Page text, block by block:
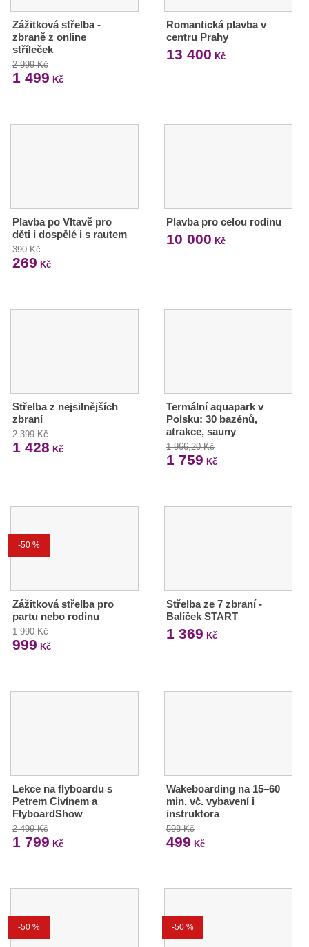
Zážitková střelba -
zbraně z online
stříleček
2 999 Kč
1 499 Kč
Romantická plavba v
centru Prahy
13 400 Kč
Plavba po Vltavě pro
děti i dospělé i s rautem
390 Kč
269 Kč
Plavba pro celou rodinu
10 000 Kč
Střelba z nejsilnějších
zbraní
2 399 Kč
1 428 Kč
Termální aquapark v
Polsku: 30 bazénů,
atrakce, sauny
1 966,20 Kč
1 759 Kč
-50 %
Zážitková střelba pro
partu nebo rodinu
1 990 Kč
999 Kč
Střelba ze 7 zbraní -
Balíček START
1 369 Kč
Lekce na flyboardu s
Petrem Civínem a
FlyboardShow
2 499 Kč
1 799 Kč
Wakeboarding na 15–60
min. vč. vybavení i
instruktora
598 Kč
499 Kč
-50 % -50 %